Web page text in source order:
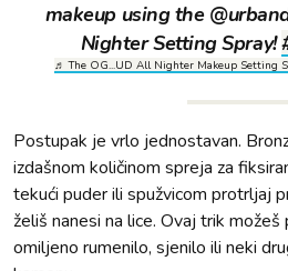
makeup using the
Nighter Setting Spray!
♬ The OG...UD All Nighter Makeup Setting
Postupak je vrlo jednostavan.
izdašnom količinom spreja za
tekući puder ili spužvicom protrljaj
želiš nanesi na lice. Ovaj trik
omiljeno rumenilo, sjenilo ili neki